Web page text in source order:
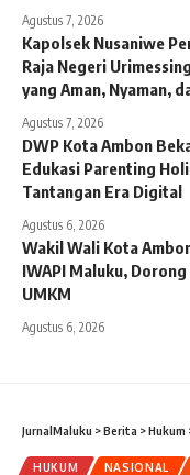
Agustus 7, 2026
Kapolsek Nusaniwe
Raja Negeri
yang Aman, Nyaman,
Agustus 7, 2026
DWP Kota Ambon
Edukasi Parenting
Tantangan Era Digital
Agustus 6, 2026
Wakil Wali Kota
IWAPI Maluku,
UMKM
Agustus 6, 2026
JurnalMaluku >Berita >Hukum
HUKUM NASIONAL